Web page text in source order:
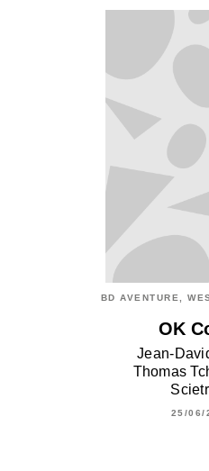
BD AVENTURE,
OK
Jean-
Thomas
25/06/